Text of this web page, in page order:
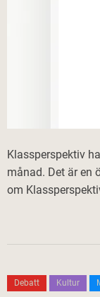
Klassperspektiv
månad. Det är en
om
Debatt Kultur